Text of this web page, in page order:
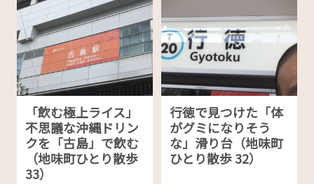
「飲む極上ライス」
不思議な沖縄ドリン
クを「古島」で飲む
（地味町ひとり散歩
33）
行徳で見つけた「体
がグミになりそう
な」滑り台（地味町
ひとり散歩 32）